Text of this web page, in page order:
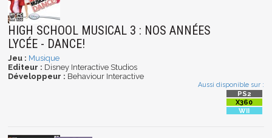
HIGH SCHOOL MUSICAL 3 : NOS ANNÉES
LYCÉE - DANCE!
Jeu : Musique
Editeur : Disney Interactive Studios
Développeur : Behaviour Interactive
Aussi disponible sur :